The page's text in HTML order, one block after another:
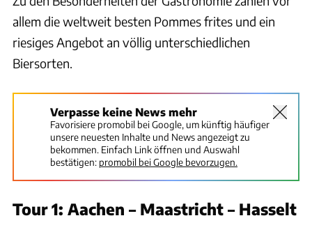
allem die weltweit besten Pommes frites und ein
riesiges Angebot an völlig unterschiedlichen
Biersorten.
Verpasse keine News mehr
Favorisiere promobil bei Google, um künftig häufiger
unsere neuesten Inhalte und News angezeigt zu
bekommen. Einfach Link öffnen und Auswahl
bestätigen: promobil bei Google bevorzugen.
Tour 1: Aachen – Maastricht – Hasselt